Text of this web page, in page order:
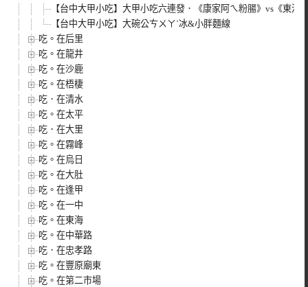
【台中大甲小吃】大甲小吃六連發．《康家阿ㄟ粉腸》vs《東
【台中大甲小吃】大碗公ㄘㄨㄚ`冰&小胖麵線
吃。在后里
吃。在龍井
吃。在沙鹿
吃。在梧棲
吃．在清水
吃。在太平
吃．在大里
吃。在霧峰
吃。在烏日
吃。在大肚
吃。在逢甲
吃。在一中
吃。在東海
吃。在中華路
吃．在忠孝路
吃。在豐原廟東
吃。在第二市場